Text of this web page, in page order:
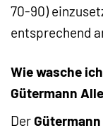
70-90)
entsprechend
Wie wasche
Gütermann
Der